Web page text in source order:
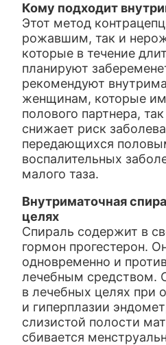
Кому подходит
Этот метод
рожавшим, так и
которые в течение
планируют
рекомендуют
женщинам, которые
полового партнера,
снижает риск
передающихся
воспалительных
малого таза.
Внутриматочная
целях
Спираль содержит в
гормон прогестерон.
одновременно и
лечебным средством.
в лечебных целях при
и гиперплазии
слизистой полости
сбивается